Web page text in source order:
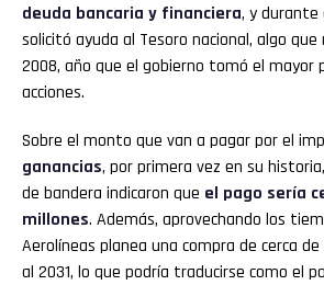
deuda bancaria y financiera, y durante
solicitó ayuda al Tesoro nacional, algo
2008, año que el gobierno tomó el mayor
acciones.
Sobre el monto que van a pagar por el
ganancias, por primera vez en su
de bandera indicaron que el pago sería
millones. Además, aprovechando los
Aerolíneas planea una compra de cerca
al 2031, lo que podría traducirse como el